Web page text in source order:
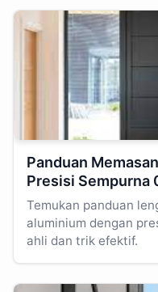
Panduan
Presisi
Temukan panduan
aluminium dengan
ahli dan trik efektif.